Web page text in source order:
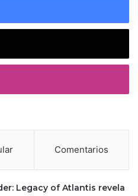
Comentarios
Legacy of Atlantis revela